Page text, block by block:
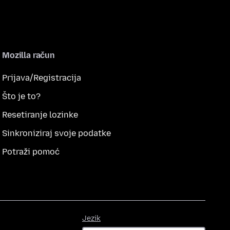
Mozilla račun
Prijava/Registracija
Što je to?
Resetiranje lozinke
Sinkroniziraj svoje podatke
Potraži pomoć
Jezik